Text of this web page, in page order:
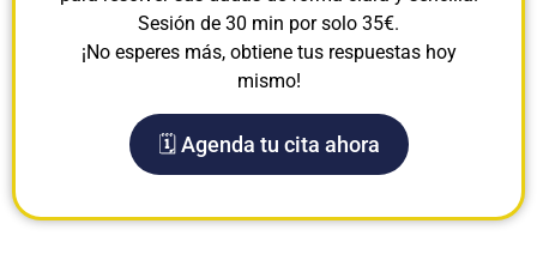
Sesión de 30 min por solo 35€.
¡No esperes más, obtiene tus respuestas hoy
mismo!
🗓️ Agenda tu cita ahora